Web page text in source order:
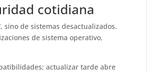
cotidiana
de sistemas desactualizados.
de sistema operativo,
actualizar tarde abre